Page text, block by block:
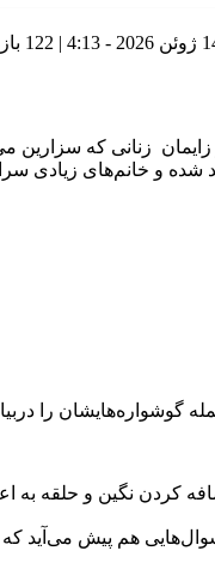
122 بازدید
و خانم‌های زیادی
گوشواره‌هایشان را
هم پیش